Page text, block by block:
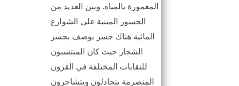
المغمورة بالمياه. وبين العديد من
الجسور المبنية على الشوارع
المائية هناك جسر يوصف بجسر
الشجار حيث كان المنتسبون
للنقابات المختلفة في القرون
المنصرمة يتجادلون ويتشاجرون